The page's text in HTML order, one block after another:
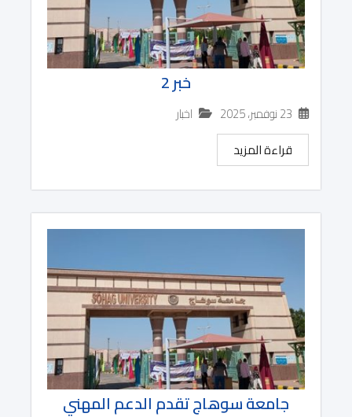
خبر 2
23 نوفمبر، 2025
اخبار
قراءة المزيد
جامعة سوهاج تقدم الدعم المهني